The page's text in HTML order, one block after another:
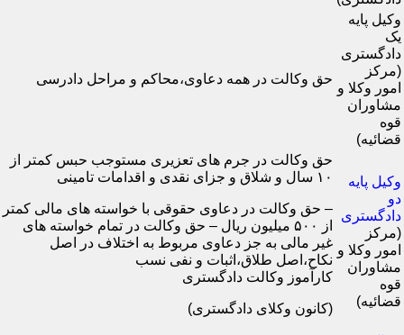
وکیل پایه
یک
دادگستری
(مرکز
امور وکلا و
مشاوران
قوه
قضائیه)
حق وکالت در همه دعاوی،محاکم و مراحل دادرسی
وکیل پایه
دو
دادگستری
(مرکز
امور وکلا و
مشاوران
قوه
قضائیه)
حق وکالت در جرم های تعزیری مستوجب حبس کمتر از
۱۰ سال و شلاق و جزای نقدی و اقدامات تامینی
– حق وکالت در دعاوی حقوقی با خواسته های مالی کمتر
از ۵۰۰ میلیون ریال – حق وکالت در تمام خواسته های
غیر مالی به جز دعاوی مربوط به اختلاف در اصل
نکاح،اصل طلاق،اثبات و نفی نسب
کارآموز وکالت دادگستری
(کانون وکلای دادگستری)